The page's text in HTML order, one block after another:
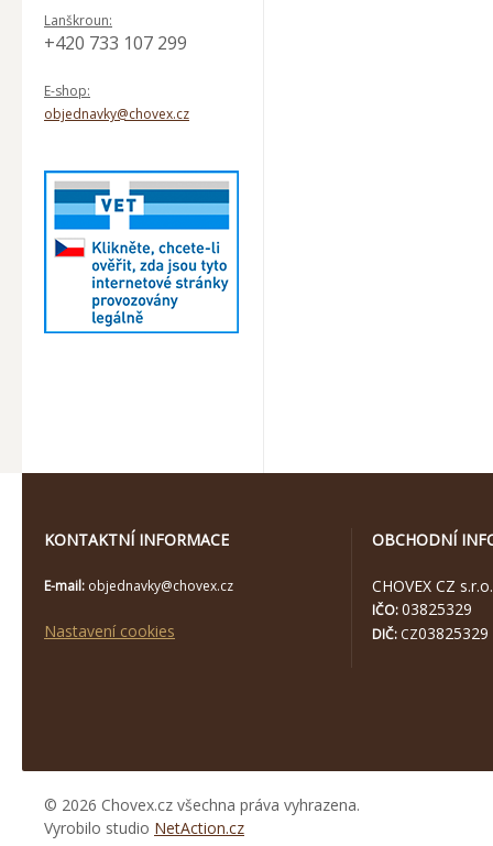
Lanškroun:
+420 733 107 299
E-shop:
objednavky@chovex.cz
KONTAKTNÍ INFORMACE
E-mail: objednavky@chovex.cz
Nastavení cookies
OBCHODNÍ
CHOVEX CZ s.r.o.
IČO:03825329
DIČ: CZ03825329
© 2026 Chovex.cz všechna práva vyhrazena.
Vyrobilo studio NetAction.cz